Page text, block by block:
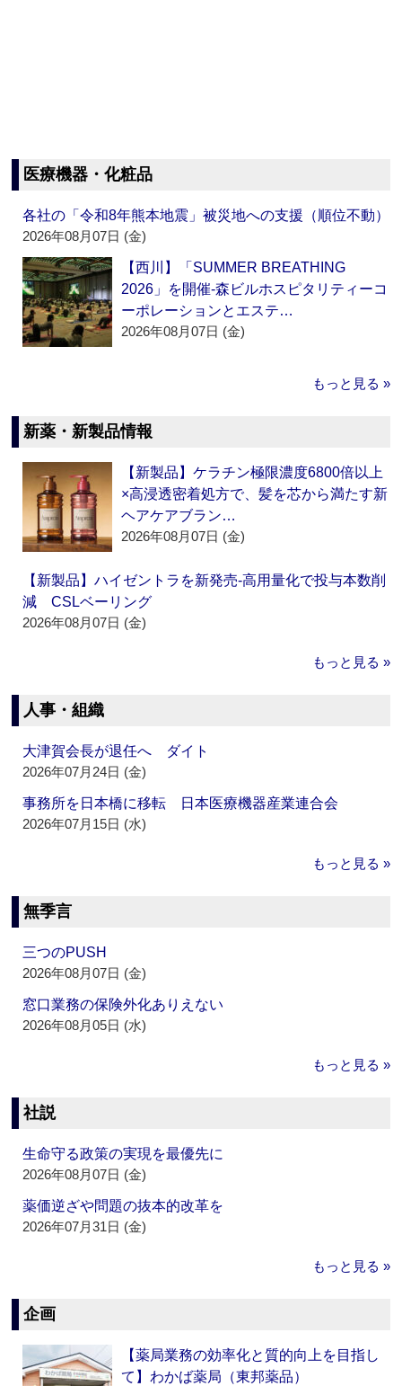
医療機器・化粧品
各社の「令和8年熊本地震」被災地への支援（順位不動）
2026年08月07日 (金)
【西川】「SUMMER BREATHING
2026」を開催‐森ビルホスピタリティーコ
ーポレーションとエステ…
2026年08月07日 (金)
もっと見る »
新薬・新製品情報
【新製品】ケラチン極限濃度6800倍以上
×高浸透密着処方で、髪を芯から満たす新
ヘアケアブラン…
2026年08月07日 (金)
【新製品】ハイゼントラを新発売‐高用量化で投与本数削
減 CSLベーリング
2026年08月07日 (金)
もっと見る »
人事・組織
大津賀会長が退任へ ダイト
2026年07月24日 (金)
事務所を日本橋に移転 日本医療機器産業連合会
2026年07月15日 (水)
もっと見る »
無季言
三つのPUSH
2026年08月07日 (金)
窓口業務の保険外化ありえない
2026年08月05日 (水)
もっと見る »
社説
生命守る政策の実現を最優先に
2026年08月07日 (金)
薬価逆ざや問題の抜本的改革を
2026年07月31日 (金)
もっと見る »
企画
【薬局業務の効率化と質的向上を目指し
て】わかば薬局（東邦薬品）